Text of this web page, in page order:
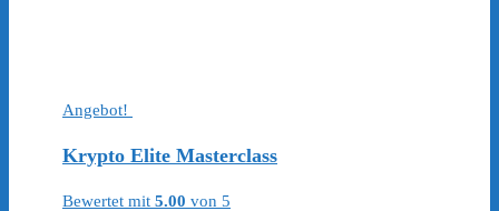
Angebot!
Krypto Elite Masterclass
Bewertet mit 5.00 von 5